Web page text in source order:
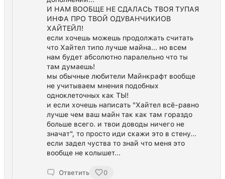
И НАМ ВООБЩЕ НЕ СДАЛАСЬ ТВОЯ ТУПАЯ
ИНФА ПРО ТВОЙ ОДУВАНЧИКИОВ
ХАЙТЕЙЛ!
если хочешь можешь продолжать считать
что Хайтел типо лучше майна... но всем
нам будет абсолютно паралельно что ты
там думаешь!
мы обычные любители Майнкрафт вообще
не учитываем мнения подобных
одноклеточных как ТЫ!
и если хочешь написать "Хайтел всё-равно
лучше чем ваш майн так как там гораздо
больше всего. и твои доводы ничего не
значат", то просто иди скажи это в стену...
если задел чуства то знай что меня это
вообще не колышет...
Ответить 0